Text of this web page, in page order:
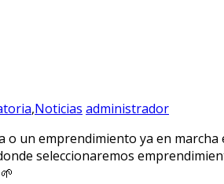
,Noticias administrador
o un emprendimiento ya en
seleccionaremos